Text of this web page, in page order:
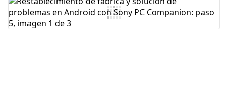
Agregar Comentario